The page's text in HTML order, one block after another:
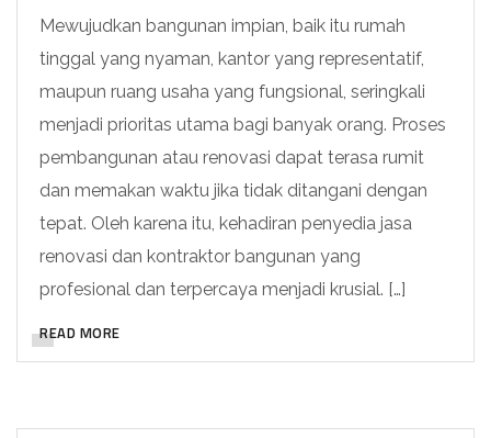
Mewujudkan bangunan impian, baik itu rumah
tinggal yang nyaman, kantor yang representatif,
maupun ruang usaha yang fungsional, seringkali
menjadi prioritas utama bagi banyak orang. Proses
pembangunan atau renovasi dapat terasa rumit
dan memakan waktu jika tidak ditangani dengan
tepat. Oleh karena itu, kehadiran penyedia jasa
renovasi dan kontraktor bangunan yang
profesional dan terpercaya menjadi krusial. […]
READ MORE